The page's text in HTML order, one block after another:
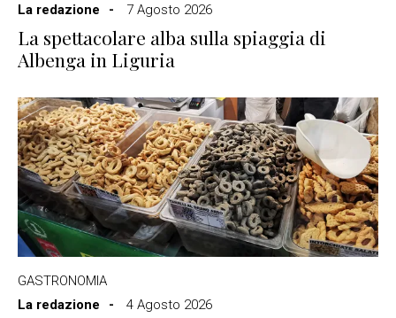
La redazione
7 Agosto 2026
La spettacolare alba sulla spiaggia di
Albenga in Liguria
GASTRONOMIA
La redazione
4 Agosto 2026